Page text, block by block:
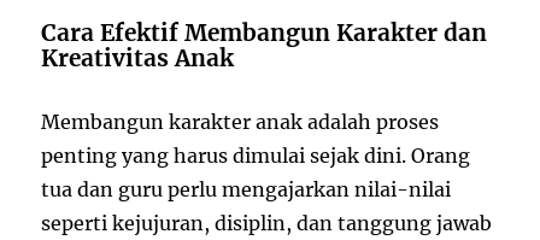
Cara Efektif Membangun Karakter dan
Kreativitas Anak
Membangun karakter anak adalah proses
penting yang harus dimulai sejak dini. Orang
tua dan guru perlu mengajarkan nilai-nilai
seperti kejujuran, disiplin, dan tanggung jawab